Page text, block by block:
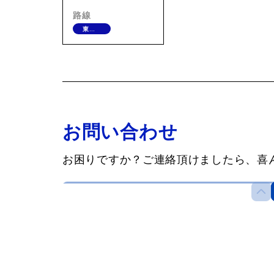
路線
お問い合わせ
お困りですか？ご連絡頂けましたら、喜